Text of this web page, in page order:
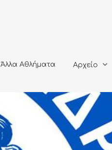
Άλλα Αθλήματα Αρχείο